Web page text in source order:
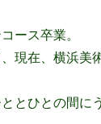
ース卒業。
現在、横浜美
とひとの間に